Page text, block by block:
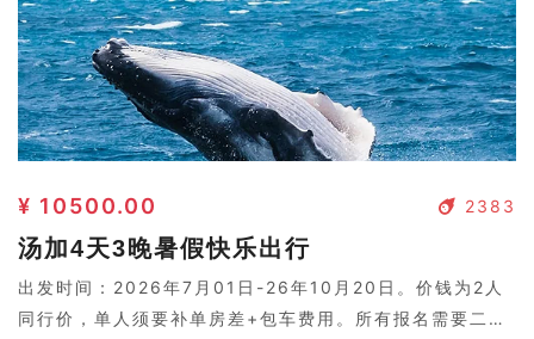
2383
¥ 10500.00
汤加4天3晚暑假快乐出行
出发时间：2026年7月01日-26年10月20日。价钱为2人
同行价，单人须要补单房差+包车费用。所有报名需要二次